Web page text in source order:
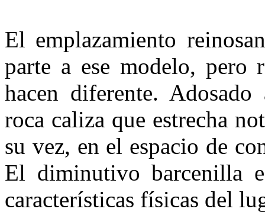
El emplazamiento
parte a ese modelo, pero
hacen diferente.
roca caliza que estre­cha
su vez, en el espacio de
El diminutivo barcenilla
características físicas del